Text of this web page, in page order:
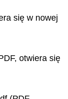
się w nowej
otwiera się